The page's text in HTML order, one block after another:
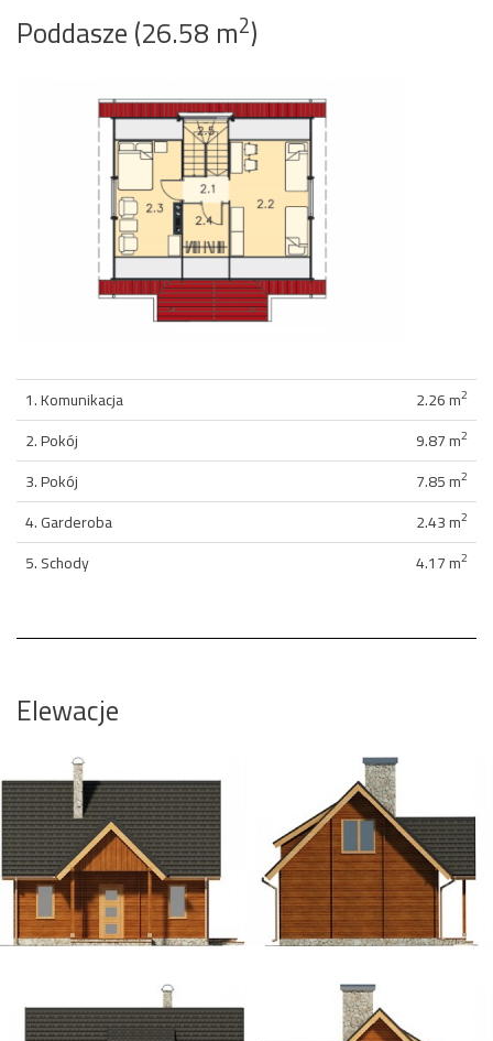
Poddasze (26.58 m2)
1. Komunikacja 2.26 m2
2. Pokój 9.87 m2
3. Pokój 7.85 m2
4. Garderoba 2.43 m2
5. Schody 4.17 m2
Elewacje